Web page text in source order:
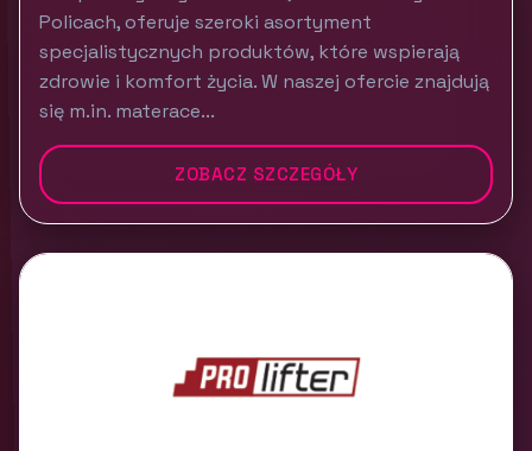
Policach, oferuje szeroki asortyment
specjalistycznych produktów, które wspierają
zdrowie i komfort życia. W naszej ofercie znajdują
się m.in. materace...
ZOBACZ SZCZEGÓŁY